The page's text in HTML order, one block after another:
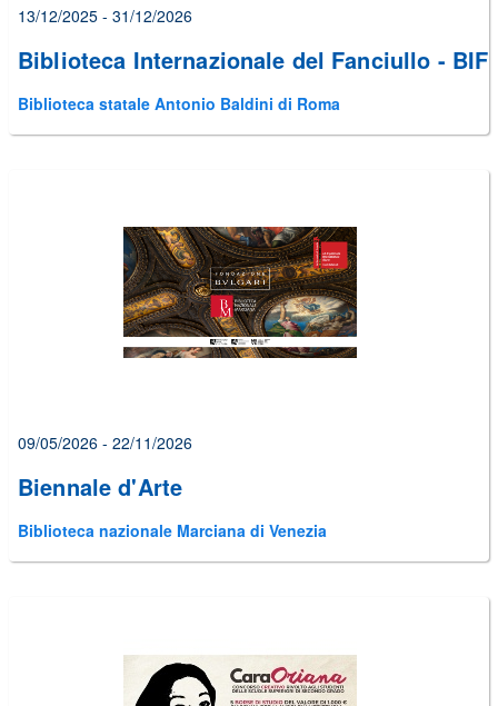
13/12/2025 - 31/12/2026
Biblioteca Internazionale del Fanciullo - BIF
Biblioteca statale Antonio Baldini di Roma
09/05/2026 - 22/11/2026
Biennale d'Arte
Biblioteca nazionale Marciana di Venezia